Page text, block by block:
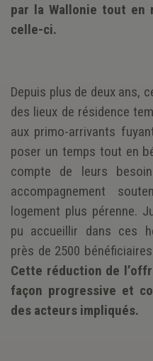
par la Wallonie tout en
celle-ci.
Depuis plus de deux ans,
des lieux de résidence
aux primo-arrivants
poser un temps tout en
compte de leurs
accompagnement
logement plus pérenne.
pu accueillir dans ces
près de 2500
Cette réduction de
façon progressive et
des acteurs impliqués.